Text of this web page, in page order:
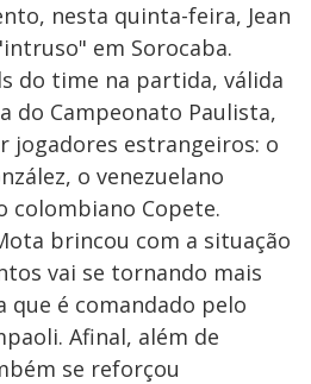
nesta quinta-feira, Jean
em Sorocaba.
do time na partida, válida
do Campeonato Paulista,
jogadores estrangeiros: o
o venezuelano
colombiano Copete.
brincou com a situação
vai se tornando mais
que é comandado pelo
Afinal, além de
se reforçou